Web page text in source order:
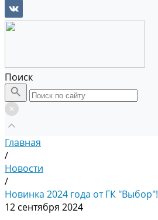
Поиск
Главная
/
Новости
/
Новинка 2024 года от ГК "Выбор"!
12 сентября 2024